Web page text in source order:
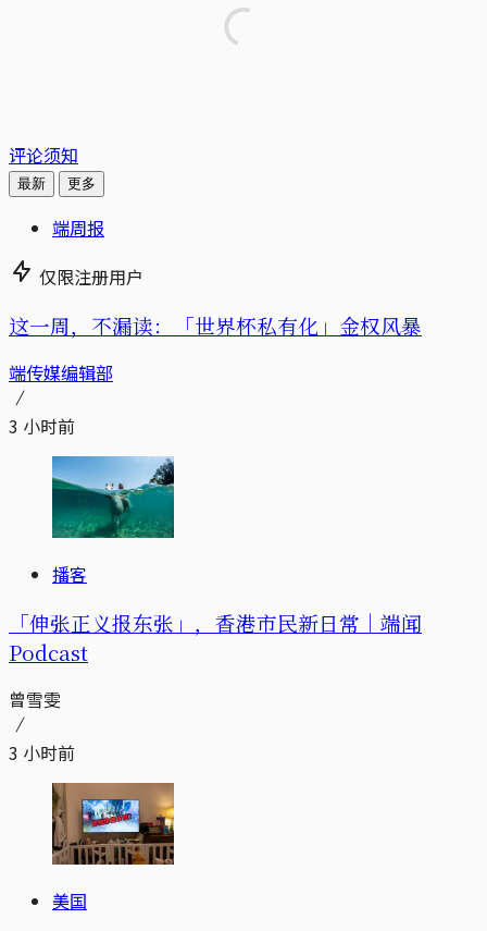
评论须知
最新 更多
端周报
仅限注册用户
这一周，不漏读：「世界杯私有化」金权风暴
端传媒编辑部
3 小时前
播客
「伸张正义报东张」，香港市民新日常｜端闻
Podcast
曾雪雯
3 小时前
美国